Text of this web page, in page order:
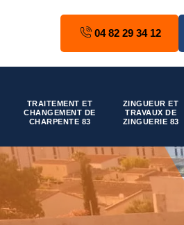
04 82 29 34 12
TRAITEMENT ET
CHANGEMENT DE
CHARPENTE 83
ZINGUEUR ET
TRAVAUX DE
ZINGUERIE 83